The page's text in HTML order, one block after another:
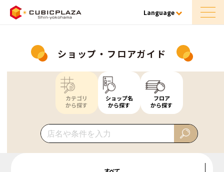
Language
ショップ・フロアガイド
カテゴリ
から探す
ショップ名
から探す
フロア
から探す